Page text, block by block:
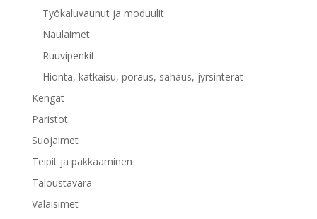
Työkaluvaunut ja moduulit
Naulaimet
Ruuvipenkit
Hionta, katkaisu, poraus, sahaus, jyrsinterät
Kengät
Paristot
Suojaimet
Teipit ja pakkaaminen
Taloustavara
Valaisimet